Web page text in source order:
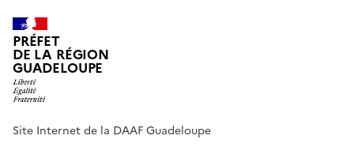
PRÉFET
DE LA RÉGION
GUADELOUPE
Site Internet de la DAAF Guadeloupe